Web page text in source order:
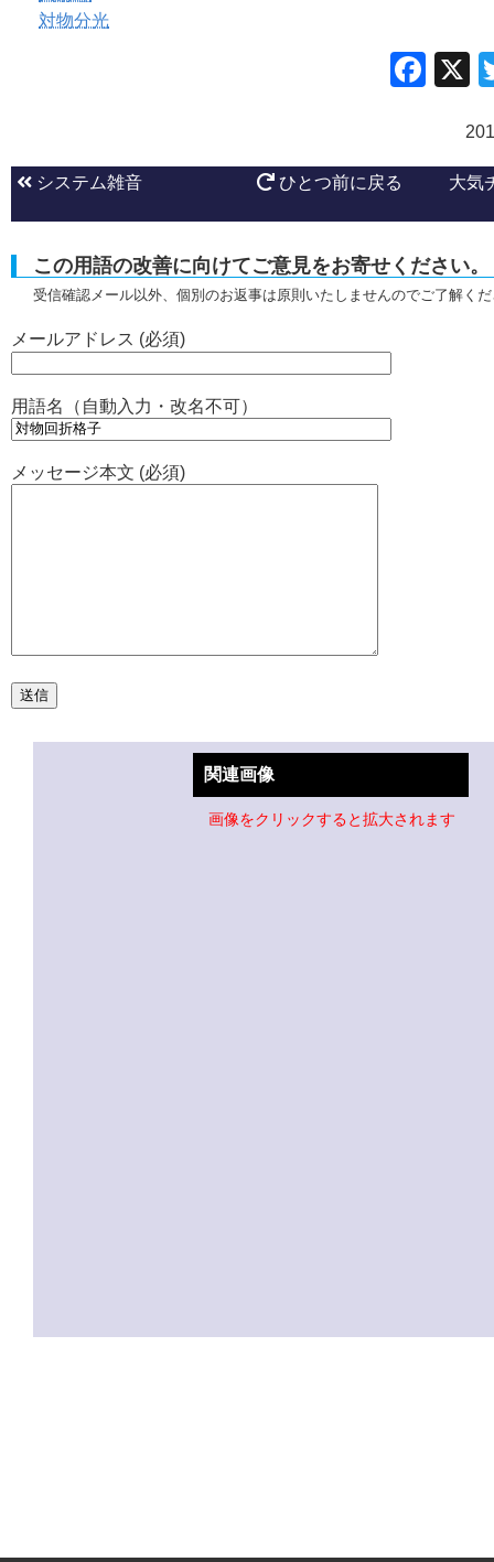
対物分光
システム雑音 ひとつ前に戻る 大気
この用語の改善に向けてご意見をお寄せください。
受信確認メール以外、個別のお返事は原則いたしませんのでご了解く
メールアドレス (必須)
用語名（自動入力・改名不可）
メッセージ本文 (必須)
関連画像
画像をクリックすると拡大されます